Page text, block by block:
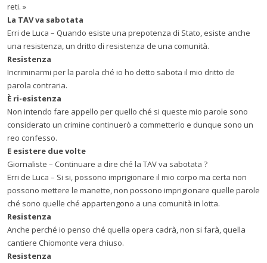
reti. »
La TAV va sabotata
Erri de Luca – Quando esiste una prepotenza di Stato, esiste anche
una resistenza, un dritto di resistenza de una comunità.
Resistenza
Incriminarmi per la parola ché io ho detto sabota il mio dritto de
parola contraria.
È ri-esistenza
Non intendo fare appello per quello ché si queste mio parole sono
considerato un crimine continuerò a commetterlo e dunque sono un
reo confesso.
E esistere due volte
Giornaliste – Continuare a dire ché la TAV va sabotata ?
Erri de Luca – Si si, possono imprigionare il mio corpo ma certa non
possono mettere le manette, non possono imprigionare quelle parole
ché sono quelle ché appartengono a una comunità in lotta.
Resistenza
Anche perché io penso ché quella opera cadrà, non si farà, quella
cantiere Chiomonte vera chiuso.
Resistenza